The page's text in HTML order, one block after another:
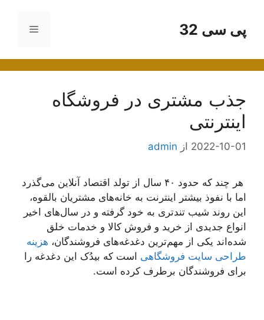
محتواپی سی 32 فهرست
جذب مشتری در فروشگاه
اینترنتی
2022-10-01 از admin
هر چند که حدود ۴۰ سال از تولد اقتصاد آنلاین می‌گذرد
اما با نفوذ بیشتر اینترنت به خانه‌های مشتریان بالقوه،
این روند شیب تندتری به خود گرفته و در سال‌های اخیر
انواع جدیدی از خرید و فروش کالا و خدمات خلق
شده‌اند یکی از مهم‌ترین دغدغه‌های فروشندگان، هزینه
طراحی سایت فروشگاهی است که بیدُک این دغدغه را
برای فروشندگان برطرف کرده است.